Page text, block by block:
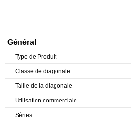
Général
Type de Produit
Classe de diagonale
Taille de la diagonale
Utilisation commerciale
Séries